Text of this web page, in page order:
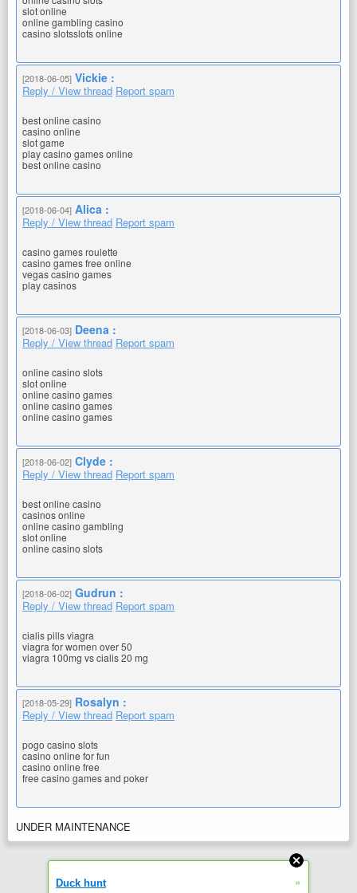
slot online
online gambling casino
casino slotsslots online
[2018-06-05] Vickie :
Reply / View thread Report spam
best online casino
casino online
slot game
play casino games online
best online casino
[2018-06-04] Alica :
Reply / View thread Report spam
casino games roulette
casino games free online
vegas casino games
play casinos
[2018-06-03] Deena :
Reply / View thread Report spam
online casino slots
slot online
online casino games
online casino games
online casino games
[2018-06-02] Clyde :
Reply / View thread Report spam
best online casino
casinos online
online casino gambling
slot online
online casino slots
[2018-06-02] Gudrun :
Reply / View thread Report spam
cialis pills viagra
viagra for women over 50
viagra 100mg vs cialis 20 mg
[2018-05-29] Rosalyn :
Reply / View thread Report spam
pogo casino slots
casino online for fun
casino online free
free casino games and poker
UNDER MAINTENANCE
Duck hunt »